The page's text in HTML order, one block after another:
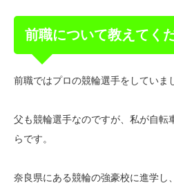
前職について教えてくだ
前職ではプロの競輪選手をしていま
父も競輪選手なのですが、私が自転
らです。
奈良県にある競輪の強豪校に進学し